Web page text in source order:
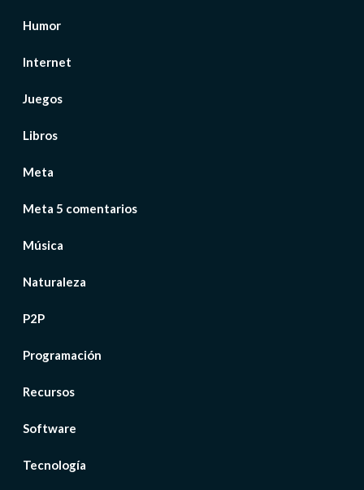
Humor
Internet
Juegos
Libros
Meta
Meta 5 comentarios
Música
Naturaleza
P2P
Programación
Recursos
Software
Tecnología